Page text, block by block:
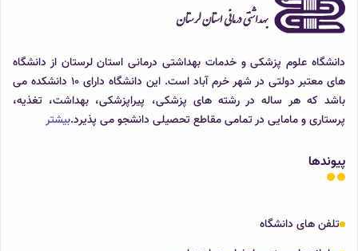
دانشگاه علوم پزشکی و خدمات بهداشتی درمانی استان لرستان از دانشگاه
های معتبر دولتی در شهر خرم آباد است. این دانشگاه دارای 10 دانشکده می
باشد که هر ساله در رشته های پزشکی، پیراپزشکی، بهداشت، تغذیه،
پرستاری و مامایی در تمامی مقاطع تحصیلی دانشجو می پذیرد.بیشتر
پیوندها
تلفن های دانشگاه